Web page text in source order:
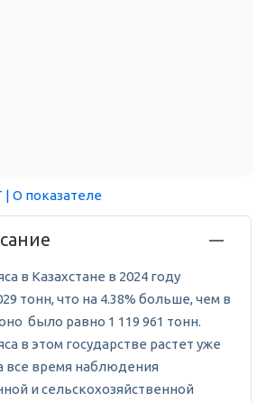
| О показателе
в Казахстане в 2024 году
тонн, что на 4.38% больше, чем в
было равно 1 119 961 тонн.
в этом государстве растет уже
все время наблюдения
и сельскохозяйственной